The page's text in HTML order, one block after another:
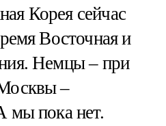
Корея сейчас
Восточная и
Немцы – при
–
мы пока нет.